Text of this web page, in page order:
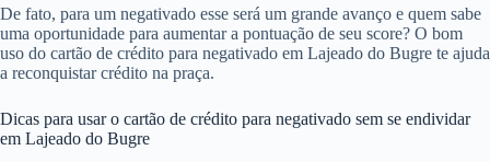
De fato, para um negativado esse será um grande avanço e quem sabe
uma oportunidade para aumentar a pontuação de seu score? O bom
uso do cartão de crédito para negativado em Lajeado do Bugre te ajuda
a reconquistar crédito na praça.
Dicas para usar o cartão de crédito para negativado sem se endividar
em Lajeado do Bugre